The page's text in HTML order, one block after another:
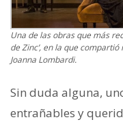
Una de las obras que más
de Zinc’, en la que
Joanna Lombardi.
Sin duda alguna,
entrañables y